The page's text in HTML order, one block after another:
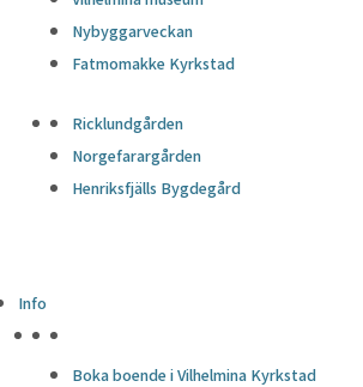
Nybyggarveckan
Fatmomakke Kyrkstad
Ricklundgården
Norgefarargården
Henriksfjälls Bygdegård
Info
Boka boende i Vilhelmina Kyrkstad